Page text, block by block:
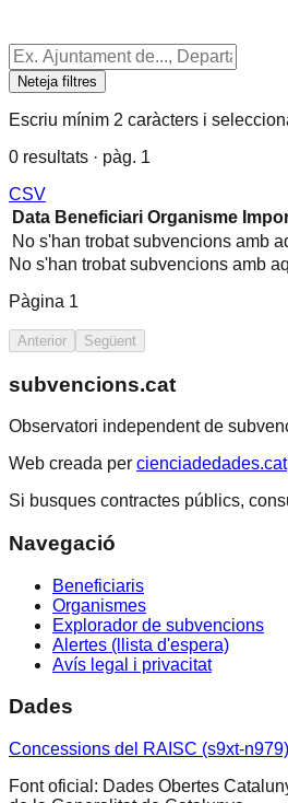
Neteja filtres
Escriu mínim 2 caràcters i
0 resultats · pàg. 1
CSV
Data Beneficiari Organisme
No s'han trobat subvencions amb
No s'han trobat subvencions amb
Pàgina 1
Anterior Següent
subvencions.cat
Observatori independent de
Web creada per cienciadedades.cat
Si busques contractes públics,
Navegació
Beneficiaris
Organismes
Explorador de subvencions
Alertes (llista d'espera)
Avís legal i privacitat
Dades
Concessions del RAISC (s9xt-n979)
Font oficial: Dades Obertes